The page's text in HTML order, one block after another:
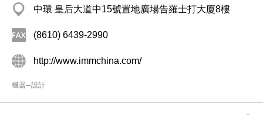
中環 皇后大道中15號置地廣場告羅士打大廈8樓
(8610) 6439-2990
http://www.immchina.com/
機器─設計